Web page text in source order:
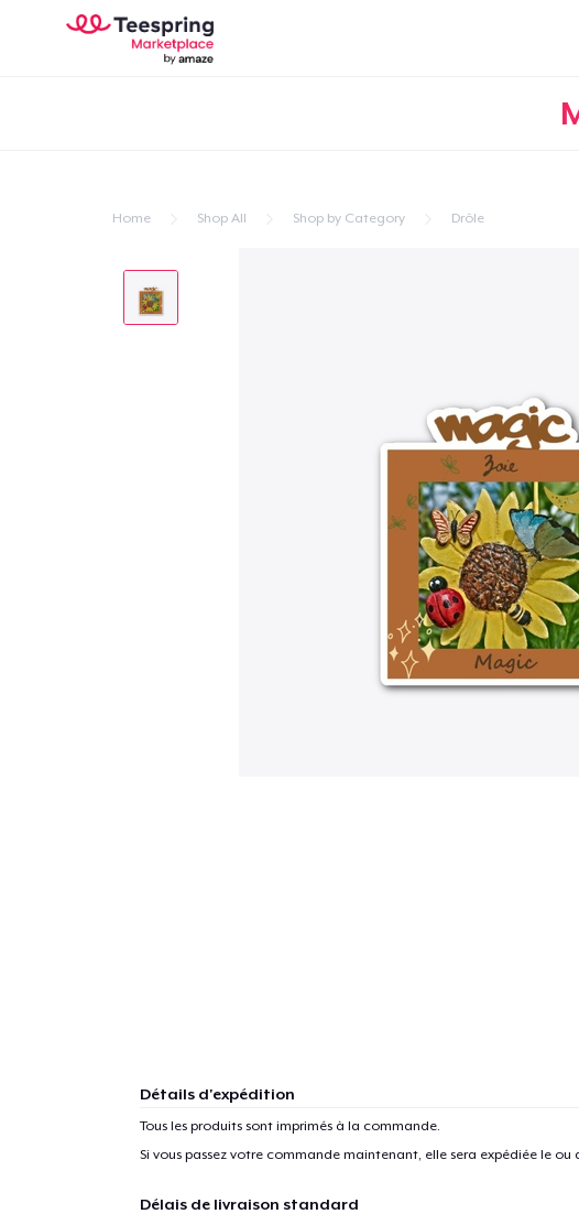
Home Shop All Shop by Category Drôle
Détails d'expédition
Tous les produits sont imprimés à la commande.
Si vous passez votre commande maintenant, elle sera expédiée le ou
Délais de livraison standard